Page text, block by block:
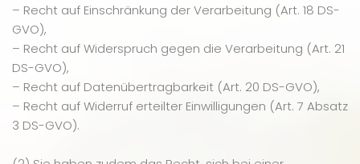
– Recht auf Einschränkung der Verarbeitung (Art. 18 DS-
GVO),
– Recht auf Widerspruch gegen die Verarbeitung (Art. 21
DS-GVO),
– Recht auf Datenübertragbarkeit (Art. 20 DS-GVO),
– Recht auf Widerruf erteilter Einwilligungen (Art. 7 Absatz
3 DS-GVO).